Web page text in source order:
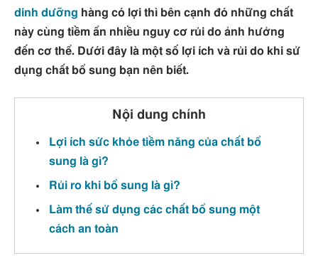
dinh dưỡng hàng có lợi thì bên cạnh đó những chất
này cùng tiềm ẩn nhiều nguy cơ rủi do ảnh hưởng
đến cơ thể. Dưới đây là một số lợi ích và rủi do khi sử
dụng chất bổ sung bạn nên biết.
Nội dung chính
Lợi ích sức khỏe tiềm năng của chất bổ
sung là gì?
Rủi ro khi bổ sung là gì?
Làm thế sử dụng các chất bổ sung một
cách an toàn